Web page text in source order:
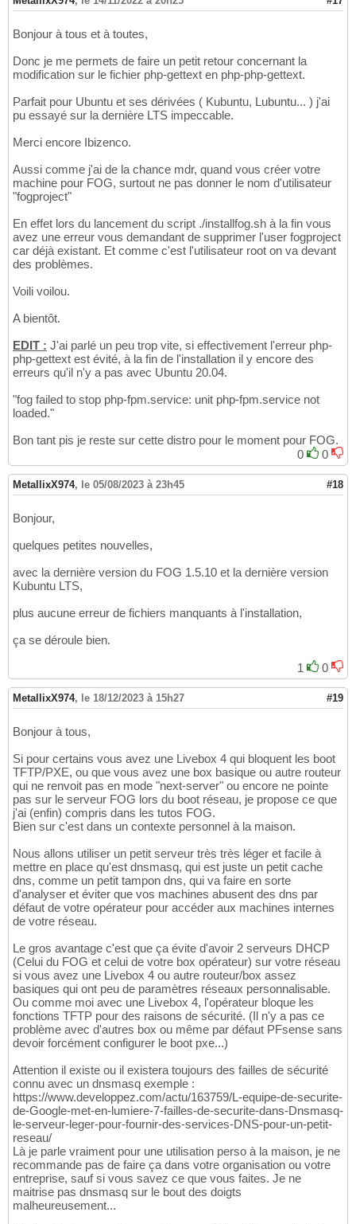
Bonjour à tous et à toutes,
Donc je me permets de faire un petit retour concernant la
modification sur le fichier php-gettext en php-php-gettext.
Parfait pour Ubuntu et ses dérivées ( Kubuntu, Lubuntu... ) j'ai
pu essayé sur la dernière LTS impeccable.
Merci encore Ibizenco.
Aussi comme j'ai de la chance mdr, quand vous créer votre
machine pour FOG, surtout ne pas donner le nom d'utilisateur
"fogproject"
En effet lors du lancement du script ./installfog.sh à la fin vous
avez une erreur vous demandant de supprimer l'user fogproject
car déjà existant. Et comme c'est l'utilisateur root on va devant
des problèmes.
Voili voilou.
A bientôt.
EDIT : J'ai parlé un peu trop vite, si effectivement l'erreur php-
php-gettext est évité, à la fin de l'installation il y encore des
erreurs qu'il n'y a pas avec Ubuntu 20.04.
"fog failed to stop php-fpm.service: unit php-fpm.service not
loaded."
Bon tant pis je reste sur cette distro pour le moment pour FOG.
0
0
MetallixX974, le 05/08/2023 à 23h45 #18
Bonjour,
quelques petites nouvelles,
avec la dernière version du FOG 1.5.10 et la dernière version
Kubuntu LTS,
plus aucune erreur de fichiers manquants à l'installation,
ça se déroule bien.
1 0
MetallixX974, le 18/12/2023 à 15h27 #19
Bonjour à tous,
Si pour certains vous avez une Livebox 4 qui bloquent les boot
TFTP/PXE, ou que vous avez une box basique ou autre routeur
qui ne renvoit pas en mode "next-server" ou encore ne pointe
pas sur le serveur FOG lors du boot réseau, je propose ce que
j'ai (enfin) compris dans les tutos FOG.
Bien sur c'est dans un contexte personnel à la maison.
Nous allons utiliser un petit serveur très très léger et facile à
mettre en place qu'est dnsmasq, qui est juste un petit cache
dns, comme un petit tampon dns, qui va faire en sorte
d'analyser et éviter que vos machines abusent des dns par
défaut de votre opérateur pour accéder aux machines internes
de votre réseau.
Le gros avantage c'est que ça évite d'avoir 2 serveurs DHCP
(Celui du FOG et celui de votre box opérateur) sur votre réseau
si vous avez une Livebox 4 ou autre routeur/box assez
basiques qui ont peu de paramètres réseaux personnalisable.
Ou comme moi avec une Livebox 4, l'opérateur bloque les
fonctions TFTP pour des raisons de sécurité. (Il n'y a pas ce
problème avec d'autres box ou même par défaut PFsense sans
devoir forcément configurer le boot pxe...)
Attention il existe ou il existera toujours des failles de sécurité
connu avec un dnsmasq exemple :
https://www.developpez.com/actu/163759/L-equipe-de-securite-
de-Google-met-en-lumiere-7-failles-de-securite-dans-Dnsmasq-
le-serveur-leger-pour-fournir-des-services-DNS-pour-un-petit-
reseau/
Là je parle vraiment pour une utilisation perso à la maison, je ne
recommande pas de faire ça dans votre organisation ou votre
entreprise, sauf si vous savez ce que vous faites. Je ne
maitrise pas dnsmasq sur le bout des doigts
malheureusement...